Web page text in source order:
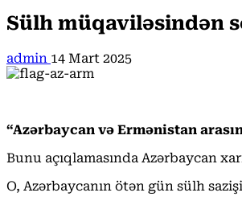
Sülh müqaviləsindən
admin 14 Mart 2025
“Azərbaycan və Ermənistan
Bunu açıqlamasında Azərbaycan
O, Azərbaycanın ötən gün sülh